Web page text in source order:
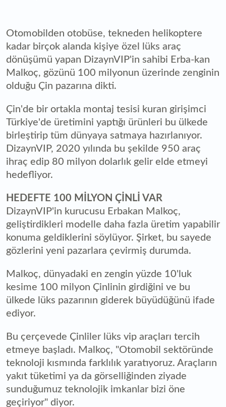
Otomobilden otobüse, tekneden helikoptere
kadar birçok alanda kişiye özel lüks araç
dönüşümü yapan DizaynVIP'in sahibi Erba-kan
Malkoç, gözünü 100 milyonun üzerinde zenginin
olduğu Çin pazarına dikti.
Çin'de bir ortakla montaj tesisi kuran girişimci
Türkiye'de üretimini yaptığı ürünleri bu ülkede
birleştirip tüm dünyaya satmaya hazırlanıyor.
DizaynVIP, 2020 yılında bu şekilde 950 araç
ihraç edip 80 milyon dolarlık gelir elde etmeyi
hedefliyor.
HEDEFTE 100 MİLYON ÇİNLİ VAR
DizaynVIP'in kurucusu Erbakan Malkoç,
geliştirdikleri modelle daha fazla üretim yapabilir
konuma geldiklerini söylüyor. Şirket, bu sayede
gözlerini yeni pazarlara çevirmiş durumda.
Malkoç, dünyadaki en zengin yüzde 10'luk
kesime 100 milyon Çinlinin girdiğini ve bu
ülkede lüks pazarının giderek büyüdüğünü ifade
ediyor.
Bu çerçevede Çinliler lüks vip araçları tercih
etmeye başladı. Malkoç, "Otomobil sektöründe
teknoloji kısmında farklılık yaratıyoruz. Araçların
yakıt tüketimi ya da görselliğinden ziyade
sunduğumuz teknolojik imkanlar bizi öne
geçiriyor" diyor.